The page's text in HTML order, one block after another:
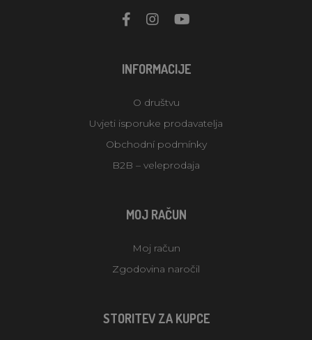
INFORMACIJE
O društvu
Uvjeti isporuke prodavatelja
Obchodní podmínky
B2B – veleprodaja
MOJ RAČUN
Moj račun
Zgodovina naročil
STORITEV ZA KUPCE